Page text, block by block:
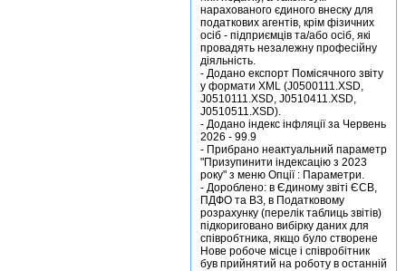
нарахованого єдиного внеску для
податкових агентів, крім фізичних
осіб - підприємців та/або осіб, які
провадять незалежну професійну
діяльність.
- Додано експорт Помісячного звіту
у формати XML (J0500111.XSD,
J0510111.XSD, J0510411.XSD,
J0510511.XSD).
- Додано індекс інфляції за Червень
2026 - 99.9
- Прибрано неактуальний параметр
"Призупинити індексацію з 2023
року" з меню Опції : Параметри.
- Дороблено: в Єдиному звіті ЄСВ,
ПДФО та ВЗ, в Податковому
розрахунку (перелік таблиць звітів)
підкориговано вибірку даних для
співробтника, якщо було створене
Нове робоче місце і співробітник
був прийнятий на роботу в останній